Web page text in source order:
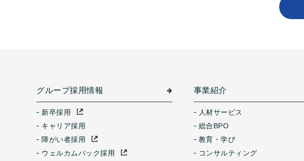
グループ採用情報
新卒採用
キャリア採用
障がい者採用
ウェルカムバック採用
事業紹介
人材サービス
総合BPO
教育・学び
コンサルティング